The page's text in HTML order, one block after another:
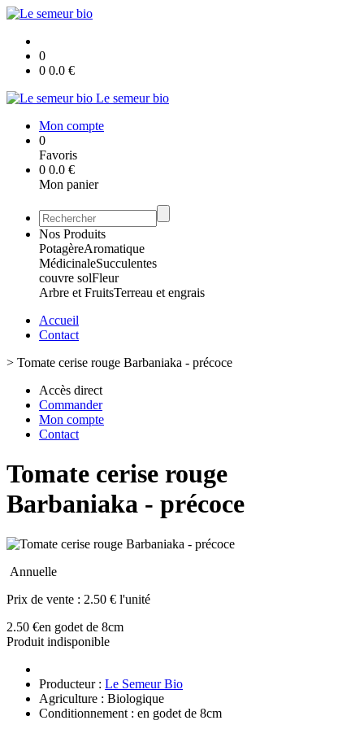
0
0 0.0 €
Le semeur bio
Mon compte
0
Favoris
0 0.0 €
Mon panier
Nos Produits
PotagèreAromatique
MédicinaleSucculentes
couvre solFleur
Arbre et FruitsTerreau et engrais
Accueil
Contact
> Tomate cerise rouge Barbaniaka - précoce
Accès direct
Commander
Mon compte
Contact
Tomate cerise rouge
Barbaniaka - précoce
Annuelle
Prix de vente : 2.50 € l'unité
2.50 €en godet de 8cm
Produit indisponible
Producteur : Le Semeur Bio
Agriculture : Biologique
Conditionnement : en godet de 8cm